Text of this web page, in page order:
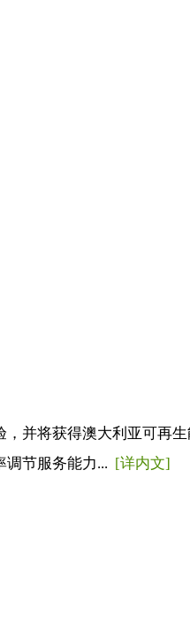
并将获得澳大利亚可再
调节服务能力... [详内文]